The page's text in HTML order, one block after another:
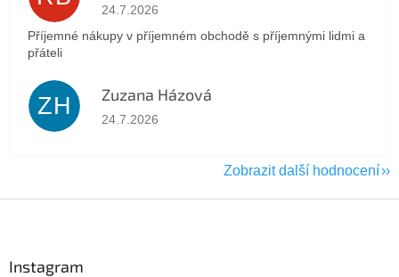
Hodnocení obchodu je 5 z 5 hvězdiček.
24.7.2026
Příjemné nákupy v příjemném obchodě s příjemnými lidmi a
přáteli
ZH Zuzana Házová
Hodnocení obchodu je 5 z 5 hvězdiček.
24.7.2026
Zobrazit další hodnocení
Instagram